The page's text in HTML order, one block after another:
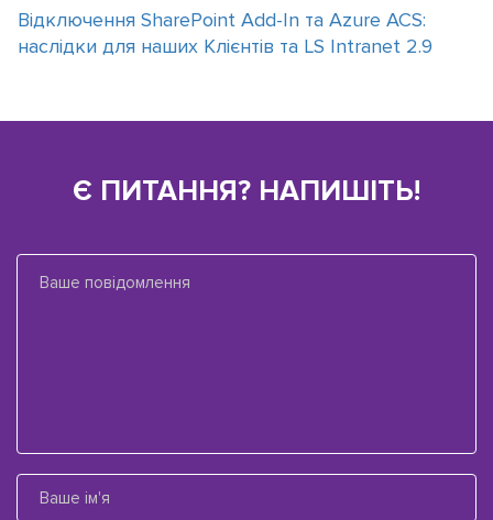
Відключення SharePoint Add-In та Azure ACS:
наслідки для наших Клієнтів та LS Intranet 2.9
Є ПИТАННЯ? НАПИШІТЬ!